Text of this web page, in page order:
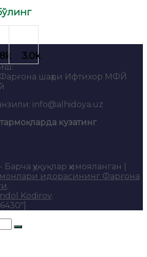
шаҳри Ифтихор МФЙ
info@alhidoya.uz
кузатинг
- Барча ҳуқуқлар ҳимояланган |
идорасининг Фарғона
.
Kodirov.